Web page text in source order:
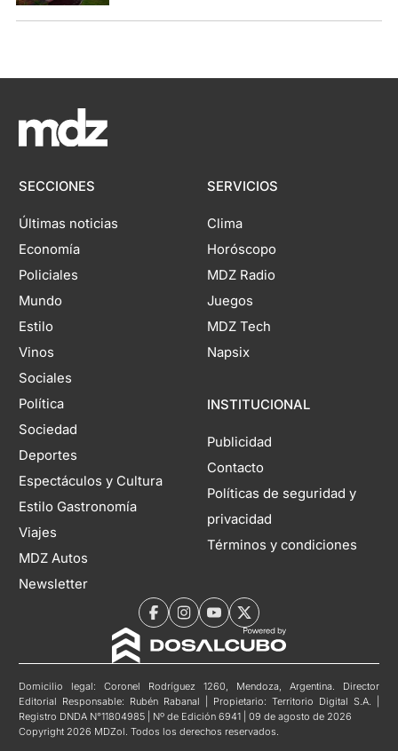
SECCIONES
Últimas noticias
Economía
Policiales
Mundo
Estilo
Vinos
Sociales
Política
Sociedad
Deportes
Espectáculos y Cultura
Estilo Gastronomía
Viajes
MDZ Autos
Newsletter
SERVICIOS
Clima
Horóscopo
MDZ Radio
Juegos
MDZ Tech
Napsix
INSTITUCIONAL
Publicidad
Contacto
Políticas de seguridad y
privacidad
Términos y condiciones
Domicilio legal: Coronel Rodríguez 1260, Mendoza, Argentina. Director
Editorial Responsable: Rubén Rabanal | Propietario: Territorio Digital S.A. |
Registro DNDA N°11804985 | Nº de Edición 6941 | 09 de agosto de 2026
Copyright 2026 MDZol. Todos los derechos reservados.